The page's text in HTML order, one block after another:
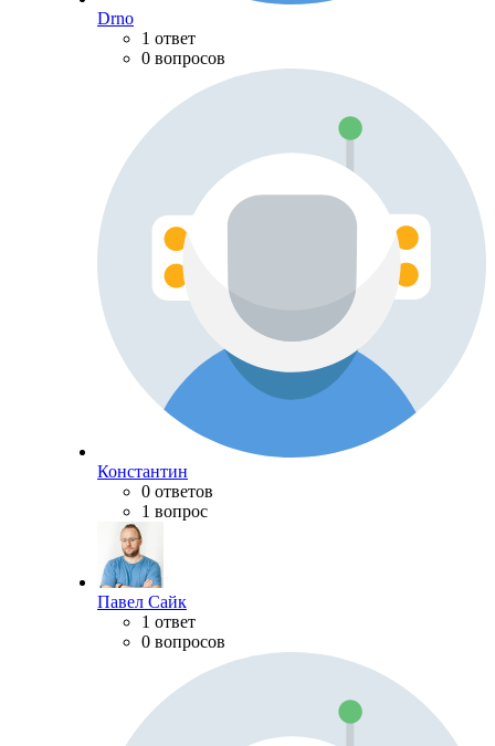
Drno
1 ответ
0 вопросов
Константин
0 ответов
1 вопрос
Павел Сайк
1 ответ
0 вопросов